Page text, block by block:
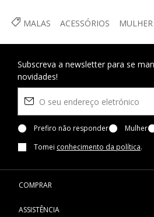
MALAS ACESSÓRIOS MULHER
Subscreva a newsletter para se
novidades!
Prefiro não responder Mulher
Tomei conhecimento da política.
COMPRAR
ASSISTÊNCIA